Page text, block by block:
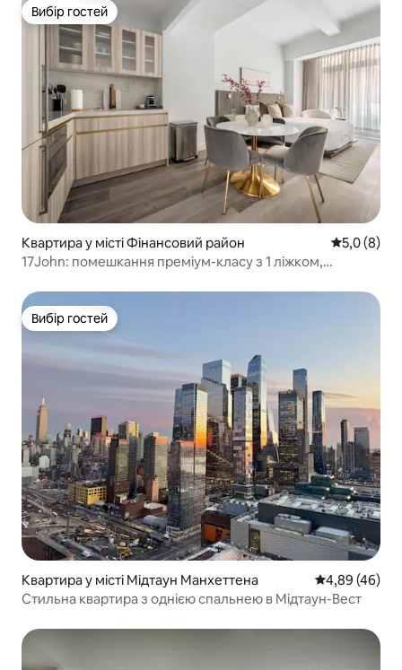
Вибір гостей
Вибір гостей
Квартира у місті Фінансовий район Середня
5,0 (8)
17John: помешкання преміум-класу з 1 ліжком,
Вибір гостей
Вибір гостей
Квартира у місті Мідтаун Манхеттена Середня
4,89 (46)
Стильна квартира з однією спальнею в Мідтаун-Вест